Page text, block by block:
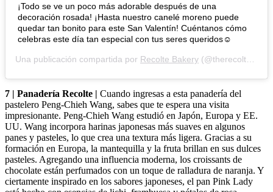
¡Todo se ve un poco más adorable después de una
decoración rosada! ¡Hasta nuestro canelé moreno puede
quedar tan bonito para este San Valentín! Cuéntanos cómo
celebras este día tan especial con tus seres queridos☺️
Una publicación compartida por Recolte Bakery (@therecolte) en
7 | Panadería Recolte | Cuando ingresas a esta panadería del
pastelero Peng-Chieh Wang, sabes que te espera una visita
impresionante. Peng-Chieh Wang estudió en Japón, Europa y EE.
UU. Wang incorpora harinas japonesas más suaves en algunos
panes y pasteles, lo que crea una textura más ligera. Gracias a su
formación en Europa, la mantequilla y la fruta brillan en sus dulces
pasteles. Agregando una influencia moderna, los croissants de
chocolate están perfumados con un toque de ralladura de naranja. Y
ciertamente inspirado en los sabores japoneses, el pan Pink Lady